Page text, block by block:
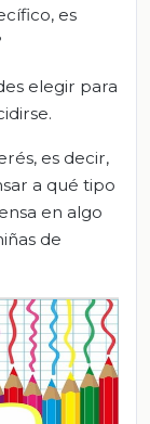
es
elegir para
es decir,
a qué tipo
en algo
de